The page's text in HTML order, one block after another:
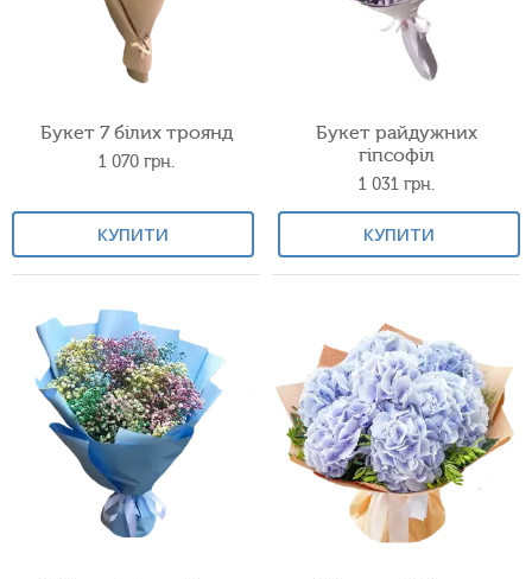
Букет 7 білих троянд
1 070 грн.
КУПИТИ
Букет райдужних
гіпсофіл
1 031 грн.
КУПИТИ